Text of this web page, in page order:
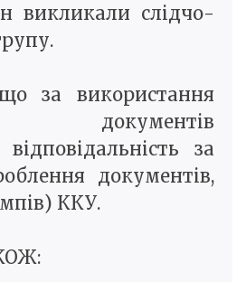
викликали слідчо-
за використання
документів
за
документів,
ККУ.